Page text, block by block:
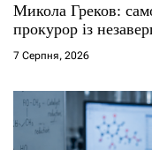
Микола Греков:
прокурор із
7 Серпня, 2026